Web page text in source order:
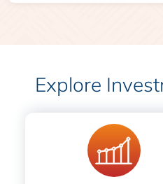
Explore